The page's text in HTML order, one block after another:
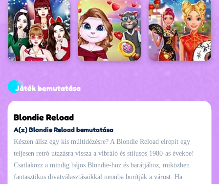
Játék bemutatása
Blondie Reload
A(z) Blondie Reload bemutatása
Készen állsz egy kis múltidézésre? A Blondie Reload elrepít egy
teljesen retró utazásra vissza a vibráló és stílusos 1980-as évekbe!
Csatlakozz a mindig bájos Blondie-hoz és barátjához, miközben
fantasztikus divatválasztásaikkal neonba borítják a várost. Ha